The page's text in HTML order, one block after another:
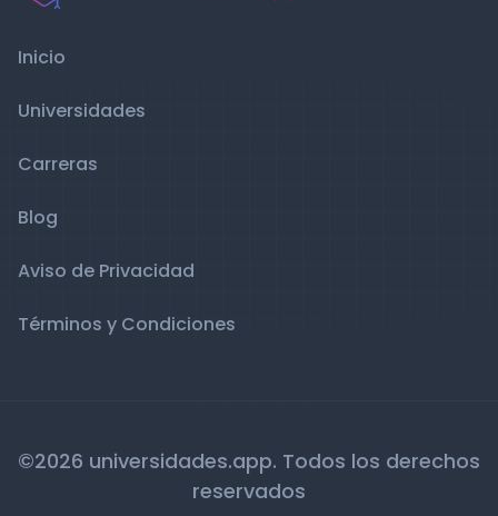
Inicio
Universidades
Carreras
Blog
Aviso de Privacidad
Términos y Condiciones
©2026 universidades.app. Todos los derechos
reservados